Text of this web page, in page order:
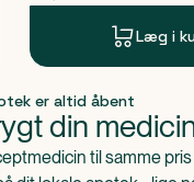
Læg i
er altid åbent
din
til samme